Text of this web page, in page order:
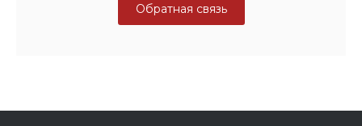
Обратная связь